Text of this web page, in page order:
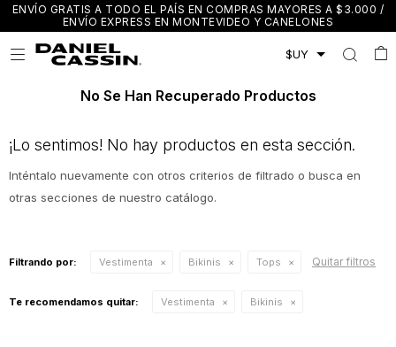
ENVÍO GRATIS A TODO EL PAÍS EN COMPRAS MAYORES A $3.000 /
ENVÍO EXPRESS EN MONTEVIDEO Y CANELONES

No Se Han Recuperado Productos
¡Lo sentimos! No hay productos en esta sección.
Inténtalo nuevamente con otros criterios de filtrado o busca en
otras secciones de nuestro catálogo.
Filtrando por: Vestimenta Bikinis Tops Quitar filtros
Te recomendamos quitar: Vestimenta Bikinis